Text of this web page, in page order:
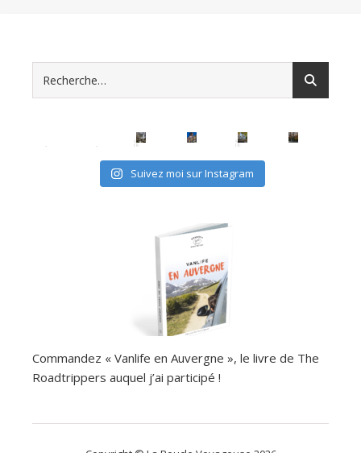
avec les (mini) kids, c'est possible
Suivez moi sur Instagram
Commandez « Vanlife en Auvergne », le livre de The
Roadtrippers auquel j’ai participé !